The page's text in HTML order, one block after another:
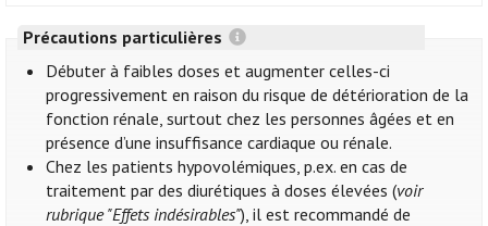
Précautions particulières
Débuter à faibles doses et augmenter celles-ci
progressivement en raison du risque de détérioration de la
fonction rénale, surtout chez les personnes âgées et en
présence d’une insuffisance cardiaque ou rénale.
Chez les patients hypovolémiques, p.ex. en cas de
traitement par des diurétiques à doses élevées (voir
rubrique "Effets indésirables"), il est recommandé de